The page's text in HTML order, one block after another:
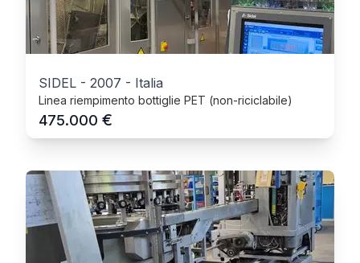
SIDEL - 2007 - Italia
Linea riempimento bottiglie PET (non-riciclabile)
475.000 €